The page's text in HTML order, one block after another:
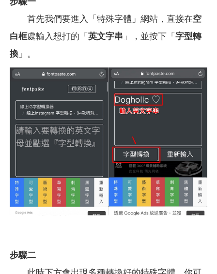
首先我們要進入「特殊字體」網站，直接在空
白框處輸入想打的「 英文字串 」，並按下「 字型轉
換 」。
步驟二